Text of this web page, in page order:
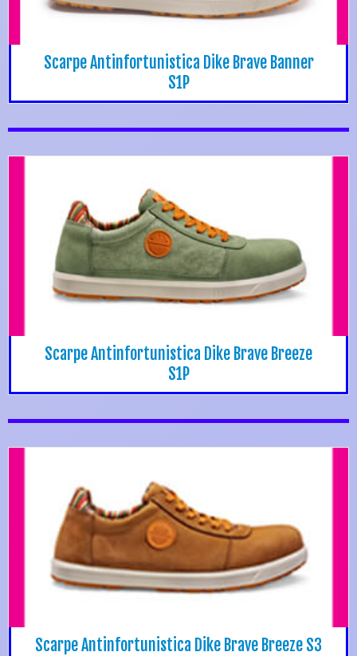
Scarpe Antinfortunistica Dike Brave Banner
S1P
Scarpe Antinfortunistica Dike Brave Breeze
S1P
Scarpe Antinfortunistica Dike Brave Breeze S3